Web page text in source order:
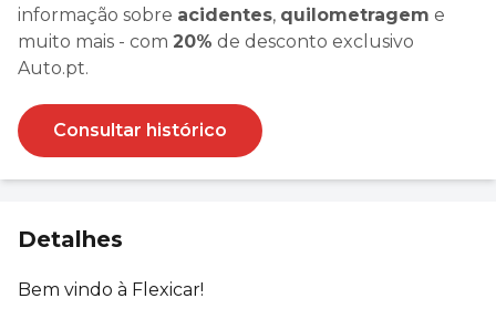
informação sobre acidentes, quilometragem e
muito mais - com 20% de desconto exclusivo
Auto.pt.
Consultar histórico
Detalhes
Bem vindo à Flexicar!